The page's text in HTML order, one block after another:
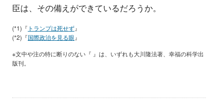
臣は、その備えができているだろうか。
(*1)『 トランプは死せず』
(*2)『国際政治を見る眼 』
※文中や注の特に断りのない『 』は、いずれも大川隆法著、幸福の科学出
版刊。